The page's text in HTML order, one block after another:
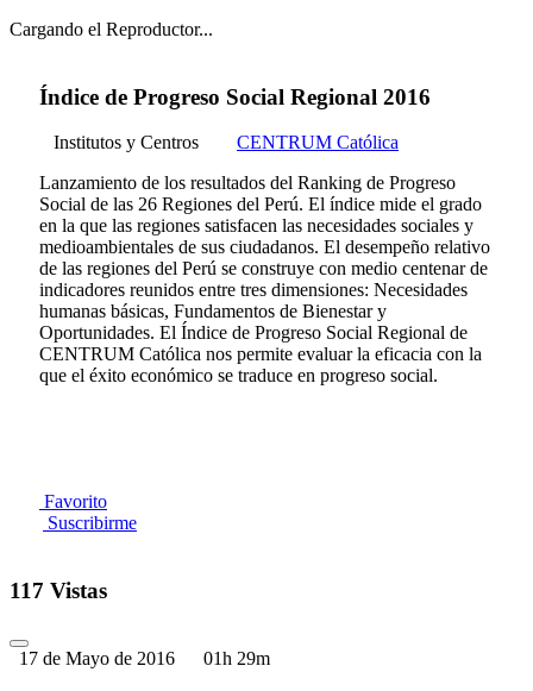
Cargando el Reproductor...
Índice de Progreso Social Regional 2016
Institutos y Centros
CENTRUM Católica
Lanzamiento de los resultados del Ranking de Progreso
Social de las 26 Regiones del Perú. El índice mide el grado
en la que las regiones satisfacen las necesidades sociales y
medioambientales de sus ciudadanos. El desempeño relativo
de las regiones del Perú se construye con medio centenar de
indicadores reunidos entre tres dimensiones: Necesidades
humanas básicas, Fundamentos de Bienestar y
Oportunidades. El Índice de Progreso Social Regional de
CENTRUM Católica nos permite evaluar la eficacia con la
que el éxito económico se traduce en progreso social.
Favorito
Suscribirme
117 Vistas
17 de Mayo de 2016 01h 29m